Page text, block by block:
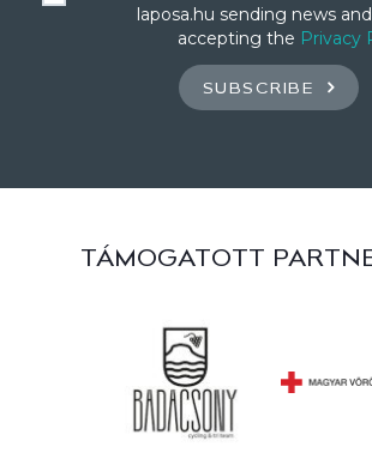
laposa.hu sending news
accepting the Privacy
SUBSCRIBE
TÁMOGATOTT